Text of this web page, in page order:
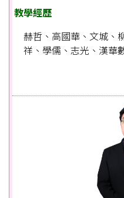
教學經歷
赫哲、高國華、文城、
祥、學儒、志光、漢華